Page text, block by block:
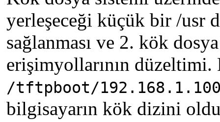
yerleşeceği küçük bir /usr
sağlanması ve 2. kök
erişimyollarının düzeltimi.
/tftpboot/
bilgisayarın kök dizini